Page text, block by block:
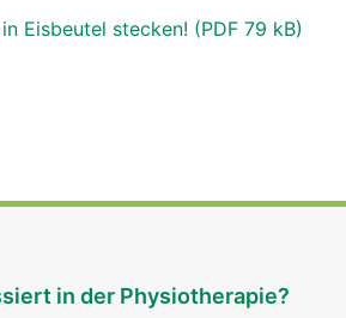
Eisbeutel stecken! (PDF 79 kB)
in der Physiotherapie?